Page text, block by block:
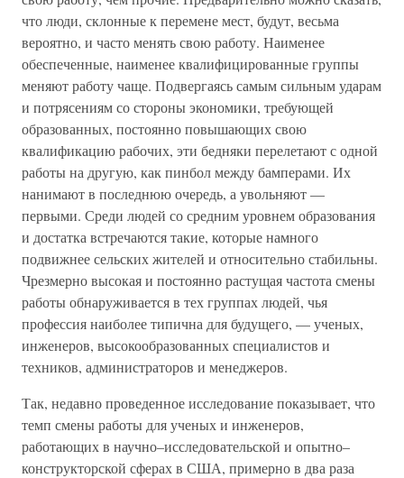
что люди, склонные к перемене мест, будут, весьма
вероятно, и часто менять свою работу. Наименее
обеспеченные, наименее квалифицированные группы
меняют работу чаще. Подвергаясь самым сильным ударам
и потрясениям со стороны экономики, требующей
образованных, постоянно повышающих свою
квалификацию рабочих, эти бедняки перелетают с одной
работы на другую, как пинбол между бамперами. Их
нанимают в последнюю очередь, а увольняют —
первыми. Среди людей со средним уровнем образования
и достатка встречаются такие, которые намного
подвижнее сельских жителей и относительно стабильны.
Чрезмерно высокая и постоянно растущая частота смены
работы обнаруживается в тех группах людей, чья
профессия наиболее типична для будущего, — ученых,
инженеров, высокообразованных специалистов и
техников, администраторов и менеджеров.
Так, недавно проведенное исследование показывает, что
темп смены работы для ученых и инженеров,
работающих в научно–исследовательской и опытно–
конструкторской сферах в США, примерно в два раза